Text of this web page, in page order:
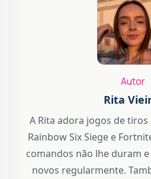
Autor
Rita
A Rita adora jogos de
Rainbow Six Siege e
comandos não lhe duram
novos regularmente.